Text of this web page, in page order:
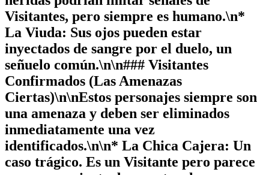
Visitantes, pero siempre es humano.\n*
La Viuda: Sus ojos pueden estar
inyectados de sangre por el duelo, un
señuelo común.\n\n### Visitantes
Confirmados (Las Amenazas
Ciertas)\n\nEstos personajes siempre son
una amenaza y deben ser eliminados
inmediatamente una vez
identificados.\n\n* La Chica Cajera: Un
caso trágico. Es un Visitante pero parece